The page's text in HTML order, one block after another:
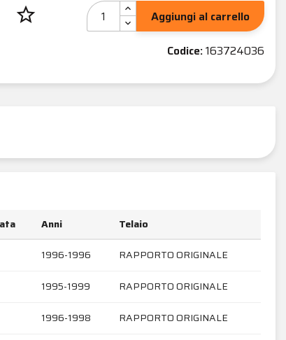
star_border
Aggiungi al carrello
Codice:163724036
Anni
Telaio
1996-1996 RAPPORTO ORIGINALE
1995-1999 RAPPORTO ORIGINALE
1996-1998 RAPPORTO ORIGINALE